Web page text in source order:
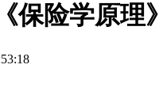
保险学原理